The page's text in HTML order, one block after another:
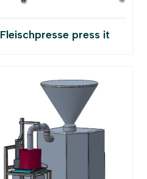
Fleischpresse press it